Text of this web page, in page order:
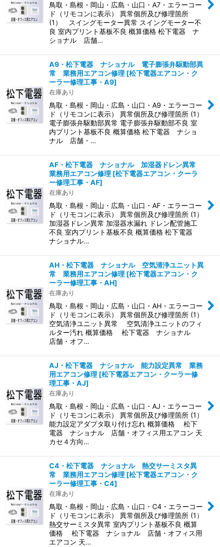
鳥取・島根・岡山・広島・山口・A7・エラーコー
ド（リモコンに表示） 異常個所及び修理箇所
(1） スイングモーター異常 スイングモーター不
良 室内プリント基板不良 概算価格 松下電器 ナ
ショナル 店舗…
A9・松下電器 ナショナル 電子膨張弁駆動部異
常 業務用エアコン修理 [松下電器エアコン・ク
ーラー修理工事・A9]
在庫あり
鳥取・島根・岡山・広島・山口・A9・エラーコー
ド（リモコンに表示） 異常個所及び修理箇所 (1）
電子膨張弁駆動部異常 電子膨張弁駆動部不良 室
内プリント基板不良 概算価格 松下電器 ナショ
ナル 店舗・…
AF・松下電器 ナショナル 加湿器ドレン異常
業務用エアコン修理 [松下電器エアコン・クーラ
ー修理工事・AF]
在庫あり
鳥取・島根・岡山・広島・山口・AF・エラーコー
ド（リモコンに表示） 異常個所及び修理箇所 (1）
加湿器ドレン異常 加湿器水漏れ ドレン配管施工
不良 室内プリント基板不良 概算価格 松下電器
ナショナル…
AH・松下電器 ナショナル 空気清浄ユニット異
常 業務用エアコン修理 [松下電器エアコン・ク
ーラー修理工事・AH]
在庫あり
鳥取・島根・岡山・広島・山口・AH・エラーコー
ド（リモコンに表示） 異常個所及び修理箇所 (1）
空気清浄ユニット異常 空気清浄ユニットのフィ
ルター汚れ 概算価格 松下電器 ナショナル
店舗・オフ…
AJ・松下電器 ナショナル 能力設定異常 業務
用エアコン修理 [松下電器エアコン・クーラー修
理工事・AJ]
在庫あり
鳥取・島根・岡山・広島・山口・AJ・エラーコー
ド（リモコンに表示） 異常個所及び修理箇所 (1）
能力設定アダプタ取り付け忘れ 概算価格 松下
電器 ナショナル 店舗・オフィス用エアコン 天
カセ４方向…
C4・松下電器 ナショナル 熱交サーミスタ異
常 業務用エアコン修理 [松下電器エアコン・ク
ーラー修理工事・C4]
在庫あり
鳥取・島根・岡山・広島・山口・C4・エラーコー
ド（リモコンに表示） 異常個所及び修理箇所 (1）
熱交サーミスタ異常 室内プリント基板不良 概算
価格 松下電器 ナショナル 店舗・オフィス用
エアコン 天…